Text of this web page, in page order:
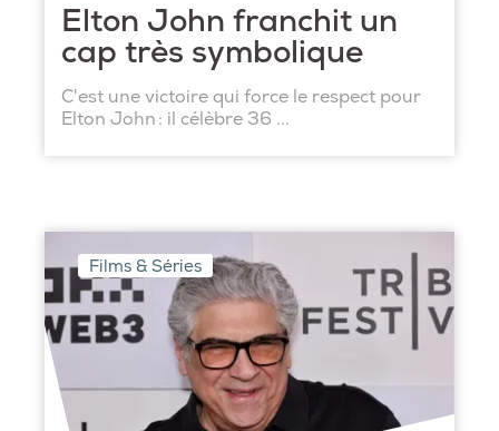
Elton John franchit un
cap très symbolique
C'est une victoire qui force le respect pour
Elton John : il célèbre 36 ...
Films & Séries